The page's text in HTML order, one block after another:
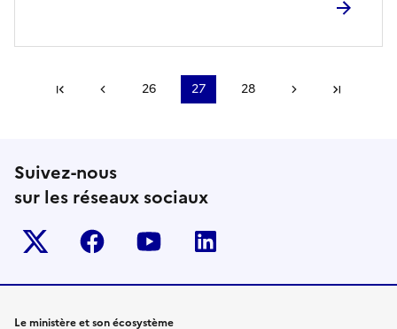
Première pagePage précédente
26 27 28 Page suivante
Suivez-nous
sur les réseaux sociaux
Twitter-x facebook youtube
Le ministère et son écosystème